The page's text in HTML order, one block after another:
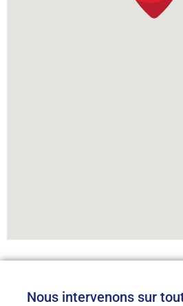
Nous intervenons sur